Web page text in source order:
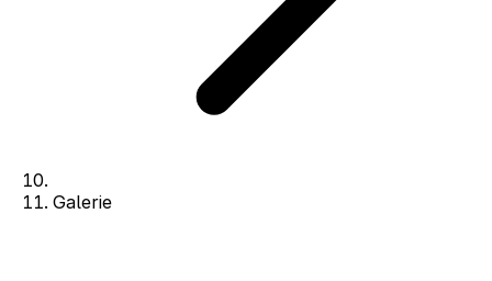
Galerie